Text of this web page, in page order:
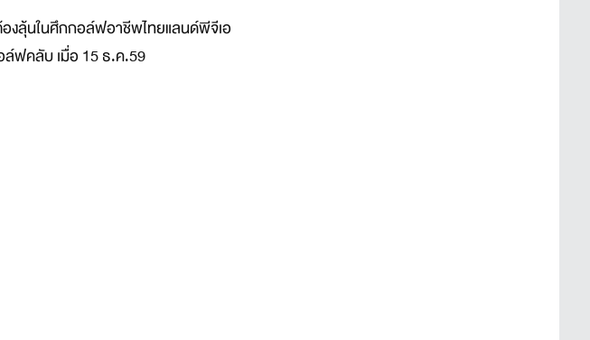
องลุ้นในศึกกอล์ฟอาชีพไทยแลนด์พีจีเอ
ล์ฟคลับ เมื่อ 15 ธ.ค.59